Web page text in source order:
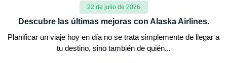
22 de julio de 2026
Descubre las últimas mejoras con Alaska Airlines.
Planificar un viaje hoy en día no se trata simplemente de llegar a
tu destino, sino también de quién...